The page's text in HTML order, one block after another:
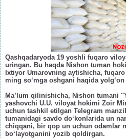
Qashqadaryoda 19 yoshli fuqaro
uringan. Bu haqda Nishon tuman
Ixtiyor Umarovning aytishicha,
ming so‘mga oshgani haqida
Ma’lum qilinishicha, Nishon tumani
yashovchi U.U. viloyat hokimi Zoir
uchun tashkil etilgan Telegram
tumanidagi savdo do‘konlarida un
chiqqani, bir qop un uchun odamlar
bo‘layotganini yozib qoldirgan.